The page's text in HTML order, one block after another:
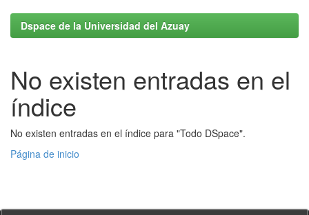
Dspace de la Universidad del Azuay
No existen entradas en el
índice
No existen entradas en el índice para "Todo DSpace".
Página de inicio